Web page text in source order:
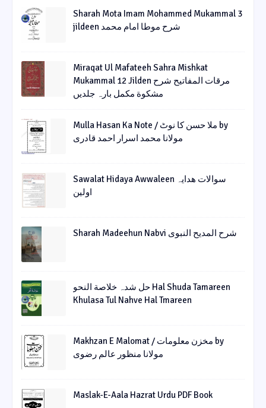
Sharah Mota Imam Mohammed Mukammal 3
jildeen شرح موطا امام محمد
Miraqat Ul Mafateeh Sahra Mishkat
Mukammal 12 Jilden مرقات المفاتیح شرح
مشکوة مکمل بارہ جلدیں
Mulla Hasan Ka Note / ملا حسن کا نوٹ by
مولانا محمد اسرار احمد قادری
Sawalat Hidaya Awwaleen سوالات ھدایہ
اولین
Sharah Madeehun Nabvi شرح المدیح النبوی
حل شدہ خلاصة النحو Hal Shuda Tamareen
Khulasa Tul Nahve Hal Tmareen
Makhzan E Malomat / مخزن معلومات by
مولانا منظور عالم رضوی
Maslak-E-Aala Hazrat Urdu PDF Book